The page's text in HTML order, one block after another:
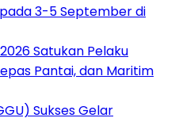
3-5 September di
Satukan Pelaku
Pantai, dan Maritim
Sukses Gelar